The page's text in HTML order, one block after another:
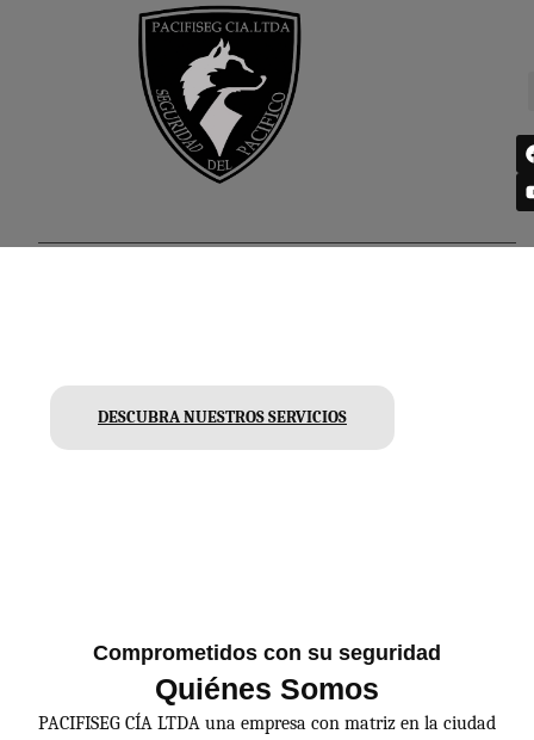
DESCUBRA NUESTROS SERVICIOS
Comprometidos con su seguridad
Quiénes Somos
PACIFISEG CÍA LTDA una empresa con matriz en la ciudad